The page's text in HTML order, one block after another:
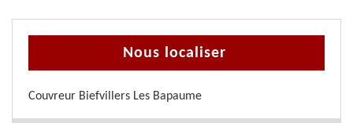
Nous localiser
Couvreur Biefvillers Les Bapaume